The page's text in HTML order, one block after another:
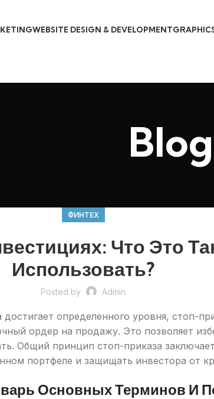
WEBSITE DESIGN & DEVELOPMENT
Blog
ФИНТЕХ
Что Это
Использовать?
Posted by Admin
определенного уровня, стоп-
ордер на продажу. Это позволяет
Общий принцип стоп-приказа
портфеле и защищать инвестора от
Основных Терминов И